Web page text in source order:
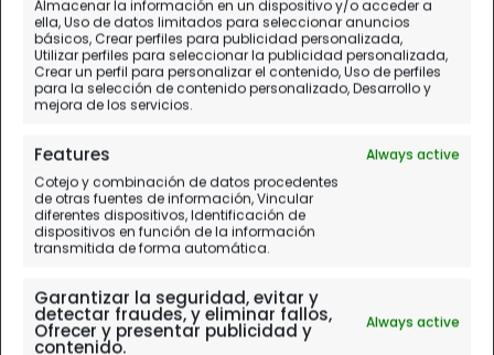
Almacenar la información en un dispositivo y/o acceder a
ella, Uso de datos limitados para seleccionar anuncios
básicos, Crear perfiles para publicidad personalizada,
Utilizar perfiles para seleccionar la publicidad personalizada,
Crear un perfil para personalizar el contenido, Uso de perfiles
para la selección de contenido personalizado, Desarrollo y
mejora de los servicios.
Features
Always active
Cotejo y combinación de datos procedentes
de otras fuentes de información, Vincular
diferentes dispositivos, Identificación de
dispositivos en función de la información
transmitida de forma automática.
Garantizar la seguridad, evitar y
detectar fraudes, y eliminar fallos,
Ofrecer y presentar publicidad y
contenido.
Always active